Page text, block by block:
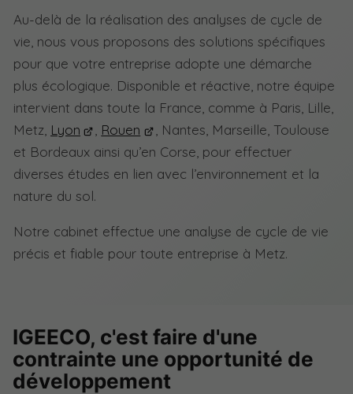
Au-delà de la réalisation des analyses de cycle de
vie, nous vous proposons des solutions spécifiques
pour que votre entreprise adopte une démarche
plus écologique. Disponible et réactive, notre équipe
intervient dans toute la France, comme à Paris, Lille,
Metz, Lyon , Rouen
, Nantes, Marseille, Toulouse
et Bordeaux ainsi qu’en Corse, pour effectuer
diverses études en lien avec l’environnement et la
nature du sol.
Notre cabinet effectue une analyse de cycle de vie
précis et fiable pour toute entreprise à Metz.
IGEECO, c'est faire d'une
contrainte une opportunité de
développement